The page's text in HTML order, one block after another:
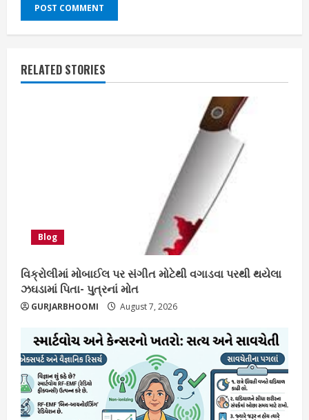
RELATED STORIES
Blog
વિક્રોલીમાં મોબાઈલ પર સંગીત મોટેથી વગાડવા પરથી થયેલા
ઝઘડામાં પિતા- પુત્રનાં મોત
GURJARBHOOMI August 7, 2026